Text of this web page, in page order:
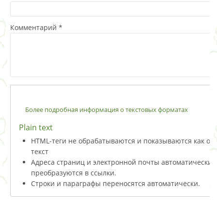
Комментарий *
Более подробная информация о текстовых форматах
Plain text
HTML-теги не обрабатываются и показываются как
текст
Адреса страниц и электронной почты автоматически
преобразуются в ссылки.
Строки и параграфы переносятся автоматически.